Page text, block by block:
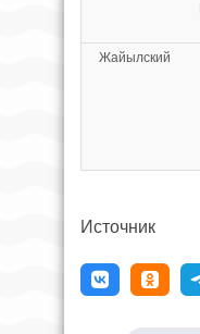
Жайылский
Источник